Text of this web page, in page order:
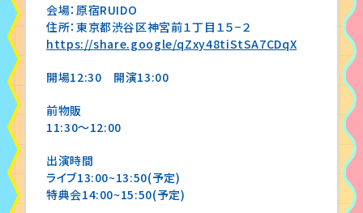
会場：原宿RUIDO
住所：東京都渋谷区神宮前１丁目１５−２
https://share.google/qZxy48tiStSA7CDqX
開場12:30 開演13:00
前物販
11:30〜12:00
出演時間
ライブ13:00~13:50(予定)
特典会14:00~15:50(予定)